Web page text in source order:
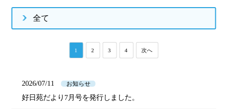
全て
1 2 3 4 次へ
2026/07/11 お知らせ
好日苑だより7月号を発行しました。